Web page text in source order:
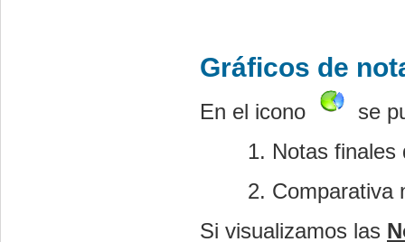
Gráficos de
En el icono
se
Notas finales
Comparativa
Si visualizamos las